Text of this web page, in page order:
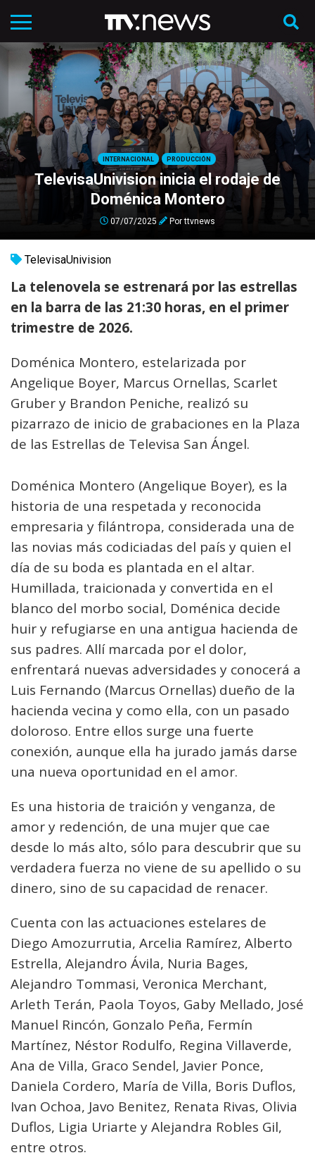
INTERNACIONAL PRODUCCIÓN
TelevisaUnivision inicia el rodaje de
Doménica Montero
07/07/2025 Porttvnews
TelevisaUnivision
La telenovela se estrenará por las estrellas
en la barra de las 21:30 horas, en el primer
trimestre de 2026.
Doménica Montero, estelarizada por
Angelique Boyer, Marcus Ornellas, Scarlet
Gruber y Brandon Peniche, realizó su
pizarrazo de inicio de grabaciones en la Plaza
de las Estrellas de Televisa San Ángel.
Doménica Montero (Angelique Boyer), es la
historia de una respetada y reconocida
empresaria y filántropa, considerada una de
las novias más codiciadas del país y quien el
día de su boda es plantada en el altar.
Humillada, traicionada y convertida en el
blanco del morbo social, Doménica decide
huir y refugiarse en una antigua hacienda de
sus padres. Allí marcada por el dolor,
enfrentará nuevas adversidades y conocerá a
Luis Fernando (Marcus Ornellas) dueño de la
hacienda vecina y como ella, con un pasado
doloroso. Entre ellos surge una fuerte
conexión, aunque ella ha jurado jamás darse
una nueva oportunidad en el amor.
Es una historia de traición y venganza, de
amor y redención, de una mujer que cae
desde lo más alto, sólo para descubrir que su
verdadera fuerza no viene de su apellido o su
dinero, sino de su capacidad de renacer.
Cuenta con las actuaciones estelares de
Diego Amozurrutia, Arcelia Ramírez, Alberto
Estrella, Alejandro Ávila, Nuria Bages,
Alejandro Tommasi, Veronica Merchant,
Arleth Terán, Paola Toyos, Gaby Mellado, José
Manuel Rincón, Gonzalo Peña, Fermín
Martínez, Néstor Rodulfo, Regina Villaverde,
Ana de Villa, Graco Sendel, Javier Ponce,
Daniela Cordero, María de Villa, Boris Duflos,
Ivan Ochoa, Javo Benitez, Renata Rivas, Olivia
Duflos, Ligia Uriarte y Alejandra Robles Gil,
entre otros.